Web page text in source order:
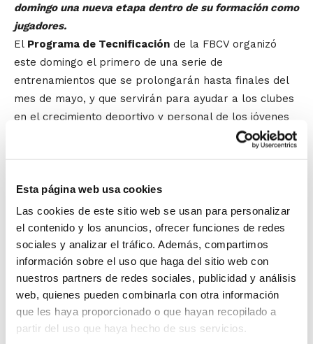
Esta página web usa cookies
Las cookies de este sitio web se usan para personalizar
el contenido y los anuncios, ofrecer funciones de redes
sociales y analizar el tráfico. Además, compartimos
información sobre el uso que haga del sitio web con
nuestros partners de redes sociales, publicidad y análisis
web, quienes pueden combinarla con otra información
que les haya proporcionado o que hayan recopilado a
partir del uso que haya hecho de sus servicios.
domingo una nueva etapa dentro de su formación como
jugadores.
El Programa de Tecnificación de la FBCV organizó
este domingo el primero de una serie de
entrenamientos que se prolongarán hasta finales del
mes de mayo, y que servirán para ayudar a los clubes
en el crecimiento deportivo y personal de los jóvenes
todos los participantes en las Jornadas Técnicas de
Detección, celebradas recientemente.
Los entrenamientos se han realizado en ocho sedes
repartidas por toda la geografía valenciana, y que
serán las que acogerán habitualmente todas las
sesiones de trabajo de la temporada en esta
generación del año 2002: Burriana, Puerto de Sagunto,
La Cañada (dos grupos de trabajo), Genovés,